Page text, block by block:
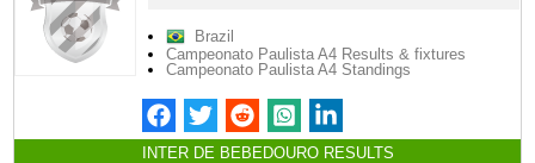
Brazil
Campeonato Paulista A4 Results & fixtures
Campeonato Paulista A4 Standings
INTER DE BEBEDOURO RESULTS